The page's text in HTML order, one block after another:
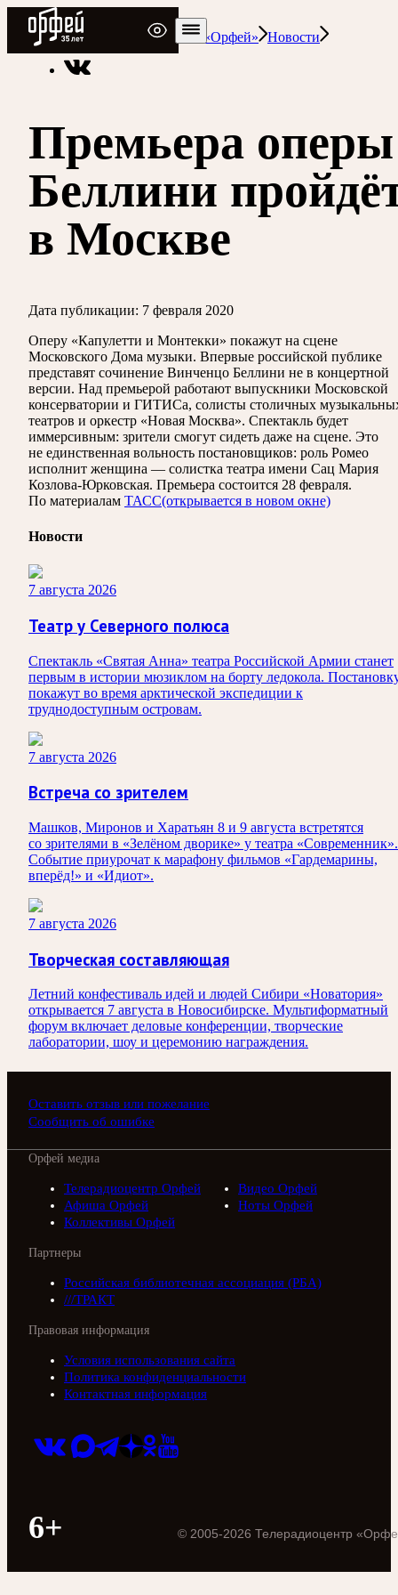
Радио Орфей
Радио классической музыки «Орфей»
Новости
Премьера оперы
Беллини
в Москве
Дата публикации: 7 февраля 2020
Оперу «Капулетти и Монтекки» покажут на сцене
Московского Дома музыки. Впервые российской публике
представят сочинение Винченцо Беллини не в концертной
версии. Над премьерой работают выпускники Московской
консерватории и ГИТИСа, солисты столичных
театров и оркестр «Новая Москва». Спектакль будет
иммерсивным: зрители смогут сидеть даже на сцене. Это
не единственная вольность постановщиков: роль Ромео
исполнит женщина — солистка театра имени Сац Мария
Козлова-Юрковская. Премьера состоится 28 февраля.
По материалам ТАСС(открывается в новом окне)
Новости
7 августа 2026
Театр у Северного полюса
Спектакль «Святая Анна» театра Российской Армии станет
первым в истории мюзиклом на борту ледокола.
покажут во время арктической экспедиции к
труднодоступным островам.
7 августа 2026
Встреча со зрителем
Машков, Миронов и Харатьян 8 и 9 августа встретятся
со зрителями в «Зелёном дворике» у театра «Современник».
Событие приурочат к марафону фильмов «Гардемарины,
вперёд!» и «Идиот».
7 августа 2026
Творческая составляющая
Летний конфестиваль идей и людей Сибири «Новатория»
открывается 7 августа в Новосибирске. Мультиформатный
форум включает деловые конференции, творческие
лаборатории, шоу и церемонию награждения.
Оставить отзыв или пожелание
Сообщить об ошибке
Орфей медиа
Телерадиоцентр Орфей
Видео Орфей
Афиша Орфей
Ноты Орфей
Коллективы Орфей
Партнеры
Российская библиотечная ассоциация (РБА)
///ТРАКТ
Правовая информация
Условия использования сайта
Политика конфиденциальности
Контактная информация
6+ © 2005-2026 Телерадиоцентр